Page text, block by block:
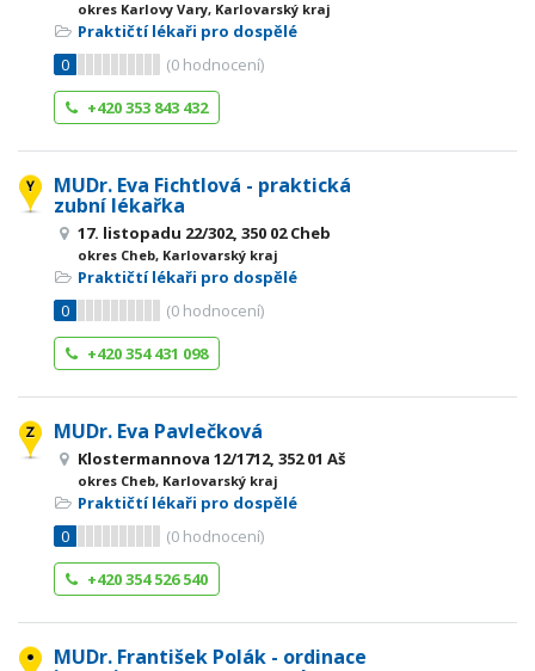
okres Karlovy Vary, Karlovarský kraj
Praktičtí lékaři pro dospělé
0
(0 hodnocení)
+420 353 843 432
MUDr. Eva Fichtlová - praktická
zubní lékařka
17. listopadu 22/302, 350 02 Cheb
okres Cheb, Karlovarský kraj
Praktičtí lékaři pro dospělé
0
(0 hodnocení)
+420 354 431 098
MUDr. Eva Pavlečková
Klostermannova 12/1712, 352 01 Aš
okres Cheb, Karlovarský kraj
Praktičtí lékaři pro dospělé
0
(0 hodnocení)
+420 354 526 540
MUDr. František Polák - ordinace